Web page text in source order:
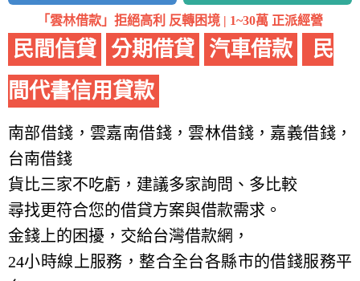
「雲林借款」拒絕高利 反轉困境 | 1~30萬 正派經營
民間信貸 分期借貸 汽車借款
民
間代書信用貸款
南部借錢，雲嘉南借錢，雲林借錢，嘉義借錢，
台南借錢
貨比三家不吃虧，建議多家詢問、多比較
尋找更符合您的借貸方案與借款需求。
金錢上的困擾，交給台灣借款網，
24小時線上服務，整合全台各縣市的借錢服務平